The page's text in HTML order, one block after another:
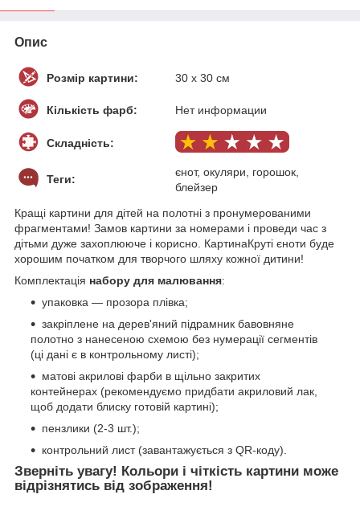
Опис
Розмір картини: 30 х 30 см
Кількість фарб: Нет информации
Складність:
Теги:
єнот, окуляри, горошок,
блейзер
Кращі картини для дітей на полотні з пронумерованими
фрагментами! Замов картини за номерами і проведи час з
дітьми дуже захоплююче і корисно. КартинаКруті єноти буде
хорошим початком для творчого шляху кожної дитини!
Комплектація набору для малювання:
упаковка — прозора плівка;
закріплене на дерев'яний підрамник бавовняне
полотно з нанесеною схемою без нумерації сегментів
(ці дані є в контрольному листі);
матові акрилові фарби в щільно закритих
контейнерах (рекомендуємо придбати акриловий лак,
щоб додати блиску готовій картині);
пензлики (2-3 шт.);
контрольний лист (завантажується з QR-коду).
Зверніть увагу! Кольори і чіткість картини може
відрізнятись від зображення!